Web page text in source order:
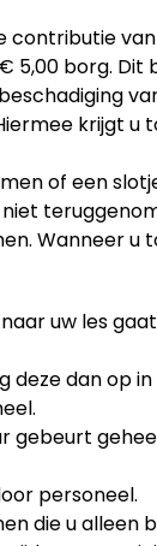
borg.
krijgt
of een
Wanneer
uw les
deze dan op
personeel.
die u alleen